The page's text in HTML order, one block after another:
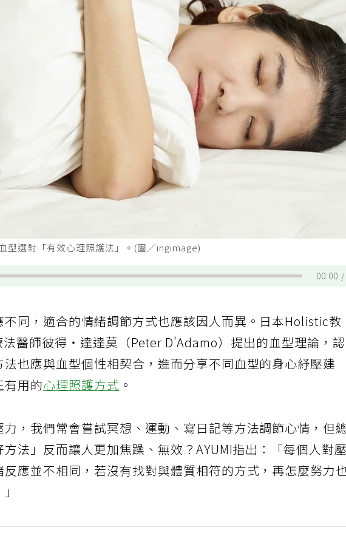
型選對「有效心理照護法」。(圖／ingimage)
00:00
同，適合的情緒調節方式也應該因人而異。日本Holistic教
法醫師彼得・達達莫（Peter D'Adamo）提出的血型理論，認
也應與血型個性相契合，進而分享不同血型的身心紓壓建
有用的心理照護方式 。
，我們常會嘗試冥想、運動、寫日記等方法調節心情，但
法」反而讓人更加焦躁、無效？AYUMI指出：「每個人對壓
應並不相同，若沒有找對與體質相符的方式，再怎麼努力